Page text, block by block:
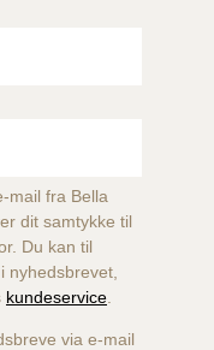
mail fra Bella
dit samtykke til
Du kan til
nyhedsbrevet,
kundeservice
via e-mail